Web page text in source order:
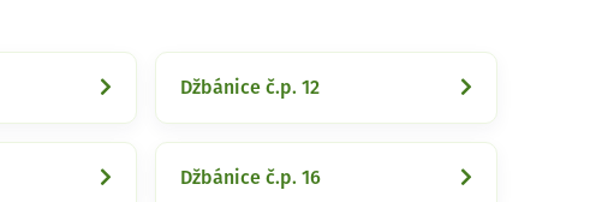
Džbánice č.p. 12
Džbánice č.p. 16